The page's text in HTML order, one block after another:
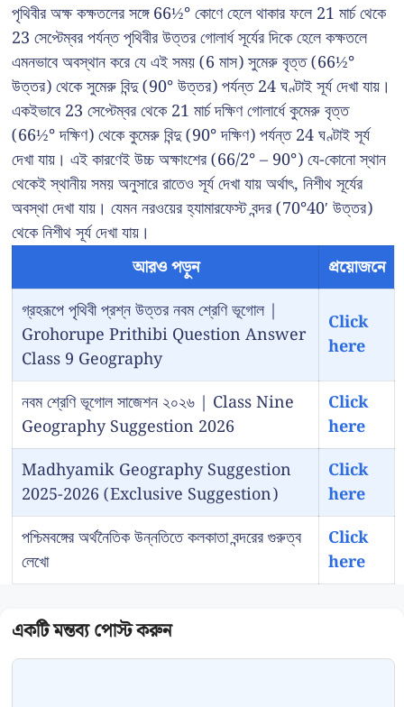
পৃথিবীর অক্ষ কক্ষতলের সঙ্গে 66½° কোণে হেলে থাকার ফলে 21 মার্চ থেকে
23 সেপ্টেম্বর পর্যন্ত পৃথিবীর উত্তর গোলার্ধ সূর্যের দিকে হেলে কক্ষতলে
এমনভাবে অবস্থান করে যে এই সময় (6 মাস) সুমেরু বৃত্ত (66½°
উত্তর) থেকে সুমেরু বিন্দু (90° উত্তর) পর্যন্ত 24 ঘণ্টাই সূর্য দেখা যায়।
একইভাবে 23 সেপ্টেম্বর থেকে 21 মার্চ দক্ষিণ গোলার্ধে কুমেরু বৃত্ত
(66½° দক্ষিণ) থেকে কুমেরু বিন্দু (90° দক্ষিণ) পর্যন্ত 24 ঘণ্টাই সূর্য
দেখা যায়। এই কারণেই উচ্চ অক্ষাংশের (66/2° – 90°) যে-কোনো স্থান
থেকেই স্থানীয় সময় অনুসারে রাতেও সূর্য দেখা যায় অর্থাৎ, নিশীথ সূর্যের
অবস্থা দেখা যায়। যেমন নরওয়ের হ্যামারফেস্ট বন্দর (70°40′ উত্তর)
থেকে নিশীথ সূর্য দেখা যায়।
আরও পড়ুন
প্রয়োজনে
গ্রহরূপে পৃথিবী প্রশ্ন উত্তর নবম শ্রেণি ভূগোল |
Grohorupe Prithibi Question Answer
Class 9 Geography
Click
here
নবম শ্রেণি ভূগোল সাজেশন ২০২৬ | Class Nine
Geography Suggestion 2026
Click
here
Madhyamik Geography Suggestion
2025-2026 (Exclusive Suggestion)
Click
here
পশ্চিমবঙ্গের অর্থনৈতিক উন্নতিতে কলকাতা বন্দরের গুরুত্ব
লেখো
Click
here
Comment